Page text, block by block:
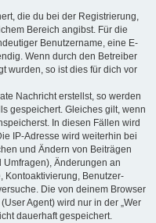
die du bei der Registrierung,
Bereich angibst. Für die
Benutzername, eine E-
Wenn durch den Betreiber
wurden, so ist dies für dich vor
Nachricht erstellst, so werden
gespeichert. Gleiches gilt, wenn
In diesen Fällen wird
IP-Adresse wird weiterhin bei
und Ändern von Beiträgen
Änderungen an
Kontoaktivierung, Benutzer-
Die von deinem Browser
Agent) wird nur in der „Wer
dauerhaft gespeichert.